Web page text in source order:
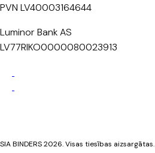
PVN LV40003164644
Luminor Bank AS
LV77RIKO0000080023913
SIA BINDERS 2026. Visas tiesības aizsargātas.